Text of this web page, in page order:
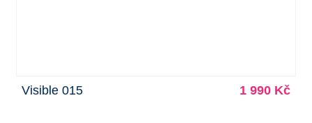
Visible 015 1 990 Kč